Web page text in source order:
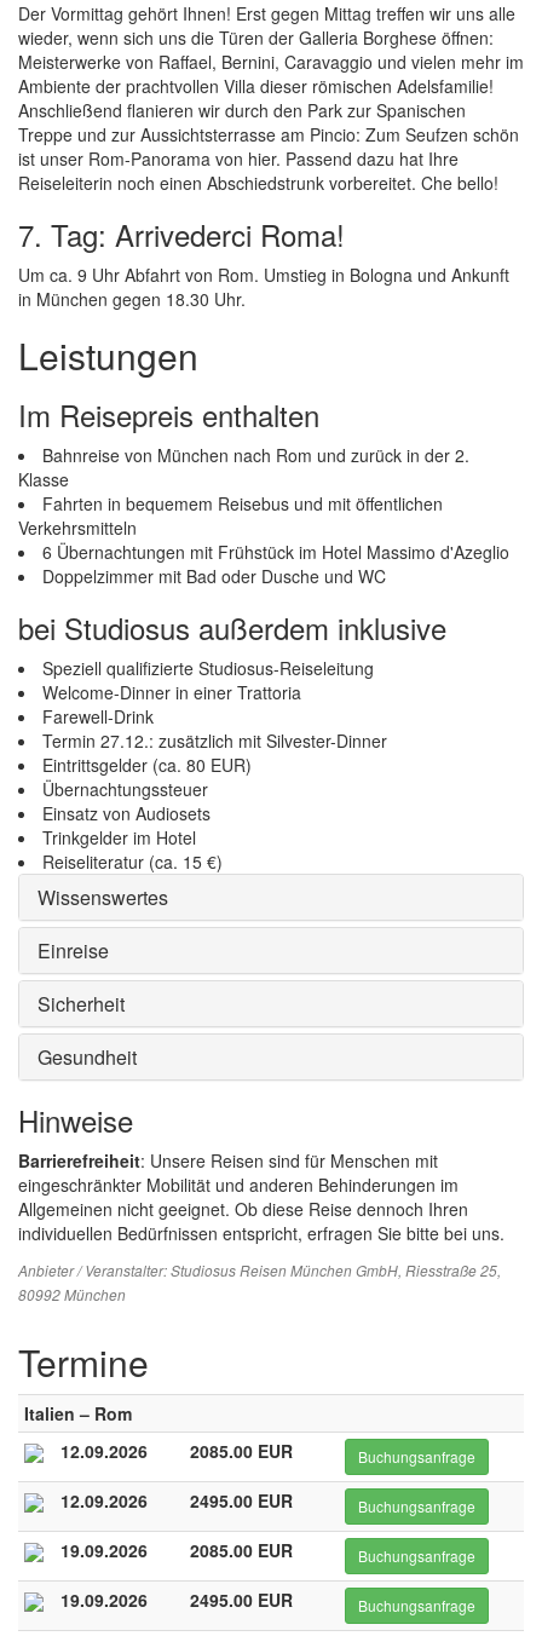
Der Vormittag gehört Ihnen! Erst gegen Mittag treffen wir uns alle
wieder, wenn sich uns die Türen der Galleria Borghese öffnen:
Meisterwerke von Raffael, Bernini, Caravaggio und vielen mehr im
Ambiente der prachtvollen Villa dieser römischen Adelsfamilie!
Anschließend flanieren wir durch den Park zur Spanischen
Treppe und zur Aussichtsterrasse am Pincio: Zum Seufzen schön
ist unser Rom-Panorama von hier. Passend dazu hat Ihre
Reiseleiterin noch einen Abschiedstrunk vorbereitet. Che bello!
7. Tag: Arrivederci Roma!
Um ca. 9 Uhr Abfahrt von Rom. Umstieg in Bologna und Ankunft
in München gegen 18.30 Uhr.
Leistungen
Im Reisepreis enthalten
Bahnreise von München nach Rom und zurück in der 2.
Klasse
Fahrten in bequemem Reisebus und mit öffentlichen
Verkehrsmitteln
6 Übernachtungen mit Frühstück im Hotel Massimo d'Azeglio
Doppelzimmer mit Bad oder Dusche und WC
bei Studiosus außerdem inklusive
Speziell qualifizierte Studiosus-Reiseleitung
Welcome-Dinner in einer Trattoria
Farewell-Drink
Termin 27.12.: zusätzlich mit Silvester-Dinner
Eintrittsgelder (ca. 80 EUR)
Übernachtungssteuer
Einsatz von Audiosets
Trinkgelder im Hotel
Reiseliteratur (ca. 15 €)
Wissenswertes
Einreise
Sicherheit
Gesundheit
Hinweise
Barrierefreiheit: Unsere Reisen sind für Menschen mit
eingeschränkter Mobilität und anderen Behinderungen im
Allgemeinen nicht geeignet. Ob diese Reise dennoch Ihren
individuellen Bedürfnissen entspricht, erfragen Sie bitte bei uns.
Anbieter / Veranstalter:Studiosus Reisen München GmbH, Riesstraße 25,
80992 München
Termine
Italien – Rom
12.09.2026
2085.00 EUR Buchungsanfrage
12.09.2026 2495.00 EUR Buchungsanfrage
19.09.2026 2085.00 EUR Buchungsanfrage
19.09.2026 2495.00 EUR Buchungsanfrage